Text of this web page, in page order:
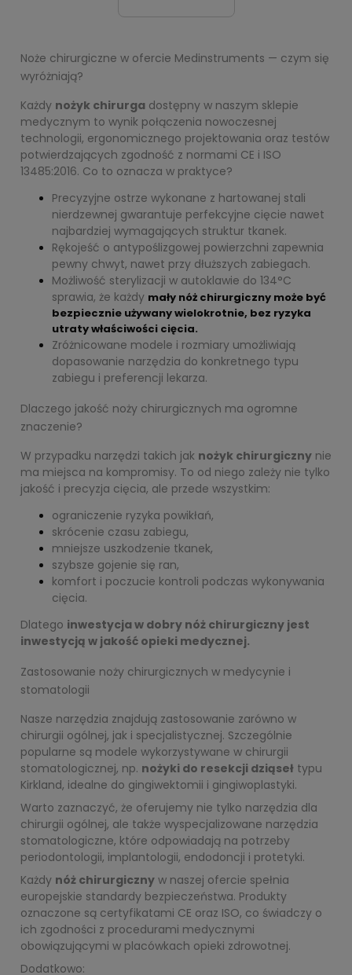
Noże chirurgiczne w ofercie Medinstruments — czym się
wyróżniają?
Każdy nożyk chirurga dostępny w naszym sklepie
medycznym to wynik połączenia nowoczesnej
technologii, ergonomicznego projektowania oraz testów
potwierdzających zgodność z normami CE i ISO
13485:2016. Co to oznacza w praktyce?
Precyzyjne ostrze wykonane z hartowanej stali
nierdzewnej gwarantuje perfekcyjne cięcie nawet
najbardziej wymagających struktur tkanek.
Rękojeść o antypoślizgowej powierzchni zapewnia
pewny chwyt, nawet przy dłuższych zabiegach.
Możliwość sterylizacji w autoklawie do 134°C
sprawia, że każdy mały nóż chirurgiczny może być
bezpiecznie używany wielokrotnie, bez ryzyka
utraty właściwości cięcia.
Zróżnicowane modele i rozmiary umożliwiają
dopasowanie narzędzia do konkretnego typu
zabiegu i preferencji lekarza.
Dlaczego jakość noży chirurgicznych ma ogromne
znaczenie?
W przypadku narzędzi takich jak nożyk chirurgiczny nie
ma miejsca na kompromisy. To od niego zależy nie tylko
jakość i precyzja cięcia, ale przede wszystkim:
ograniczenie ryzyka powikłań,
skrócenie czasu zabiegu,
mniejsze uszkodzenie tkanek,
szybsze gojenie się ran,
komfort i poczucie kontroli podczas wykonywania
cięcia.
Dlatego inwestycja w dobry nóż chirurgiczny jest
inwestycją w jakość opieki medycznej.
Zastosowanie noży chirurgicznych w medycynie i
stomatologii
Nasze narzędzia znajdują zastosowanie zarówno w
chirurgii ogólnej, jak i specjalistycznej. Szczególnie
popularne są modele wykorzystywane w chirurgii
stomatologicznej, np. nożyki do resekcji dziąseł typu
Kirkland, idealne do gingiwektomii i gingiwoplastyki.
Warto zaznaczyć, że oferujemy nie tylko narzędzia dla
chirurgii ogólnej, ale także wyspecjalizowane narzędzia
stomatologiczne, które odpowiadają na potrzeby
periodontologii, implantologii, endodoncji i protetyki.
Każdy nóż chirurgiczny w naszej ofercie spełnia
europejskie standardy bezpieczeństwa. Produkty
oznaczone są certyfikatami CE oraz ISO, co świadczy o
ich zgodności z procedurami medycznymi
obowiązującymi w placówkach opieki zdrowotnej.
Dodatkowo: